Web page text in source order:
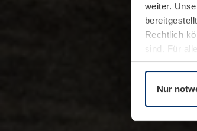
weiter.
Rechtlich
sind. Für
Erläuterung
Nur